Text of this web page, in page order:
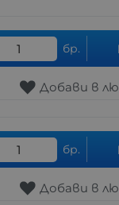
бр.
Добави в
бр.
Добави в